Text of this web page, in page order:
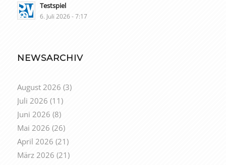
Testspiel
6. Juli 2026 - 7:17
NEWSARCHIV
August 2026 (3)
Juli 2026 (11)
Juni 2026 (8)
Mai 2026 (26)
April 2026 (21)
März 2026 (21)